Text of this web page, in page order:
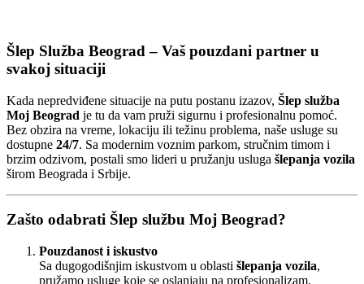
Šlep Služba Beograd – Vaš pouzdani partner u
svakoj situaciji
Kada nepredviđene situacije na putu postanu izazov, Šlep služba
Moj Beograd je tu da vam pruži sigurnu i profesionalnu pomoć.
Bez obzira na vreme, lokaciju ili težinu problema, naše usluge su
dostupne 24/7. Sa modernim voznim parkom, stručnim timom i
brzim odzivom, postali smo lideri u pružanju usluga šlepanja vozila
širom Beograda i Srbije.
Zašto odabrati Šlep službu Moj Beograd?
Pouzdanost i iskustvo
Sa dugogodišnjim iskustvom u oblasti šlepanja vozila,
pružamo usluge koje se oslanjaju na profesionalizam,